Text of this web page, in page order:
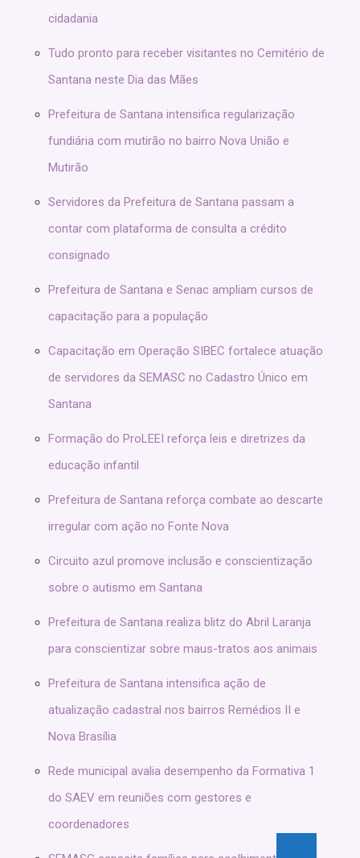
cidadania
Tudo pronto para receber visitantes no Cemitério de
Santana neste Dia das Mães
Prefeitura de Santana intensifica regularização
fundiária com mutirão no bairro Nova União e
Mutirão
Servidores da Prefeitura de Santana passam a
contar com plataforma de consulta a crédito
consignado
Prefeitura de Santana e Senac ampliam cursos de
capacitação para a população
Capacitação em Operação SIBEC fortalece atuação
de servidores da SEMASC no Cadastro Único em
Santana
Formação do ProLEEI reforça leis e diretrizes da
educação infantil
Prefeitura de Santana reforça combate ao descarte
irregular com ação no Fonte Nova
Circuito azul promove inclusão e conscientização
sobre o autismo em Santana
Prefeitura de Santana realiza blitz do Abril Laranja
para conscientizar sobre maus-tratos aos animais
Prefeitura de Santana intensifica ação de
atualização cadastral nos bairros Remédios II e
Nova Brasília
Rede municipal avalia desempenho da Formativa 1
do SAEV em reuniões com gestores e
coordenadores